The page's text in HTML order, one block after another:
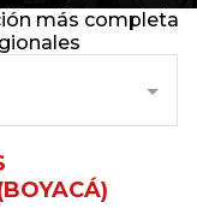
más completa